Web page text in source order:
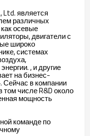
Ltd. является
различных
осевые
двигатели с
широко
системах
, и другие
на бизнес-
Сейчас в компании
том числе R&D около
мощность
команде по